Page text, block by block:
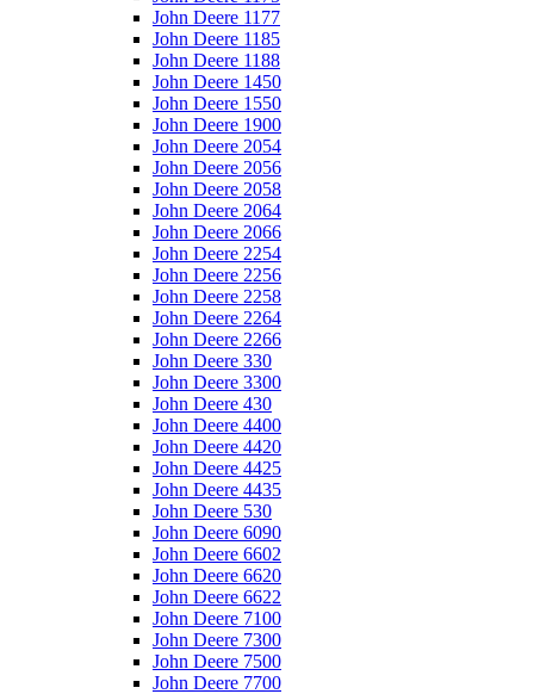
John Deere 1177
John Deere 1185
John Deere 1188
John Deere 1450
John Deere 1550
John Deere 1900
John Deere 2054
John Deere 2056
John Deere 2058
John Deere 2064
John Deere 2066
John Deere 2254
John Deere 2256
John Deere 2258
John Deere 2264
John Deere 2266
John Deere 330
John Deere 3300
John Deere 430
John Deere 4400
John Deere 4420
John Deere 4425
John Deere 4435
John Deere 530
John Deere 6090
John Deere 6602
John Deere 6620
John Deere 6622
John Deere 7100
John Deere 7300
John Deere 7500
John Deere 7700